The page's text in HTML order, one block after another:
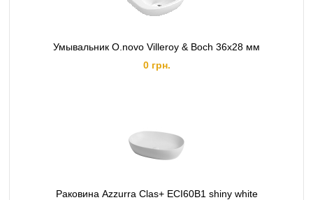
Умывальник O.novo Villeroy & Boch 36х28 мм
0 грн.
Раковина Azzurra Clas+ ECI60B1 shiny white